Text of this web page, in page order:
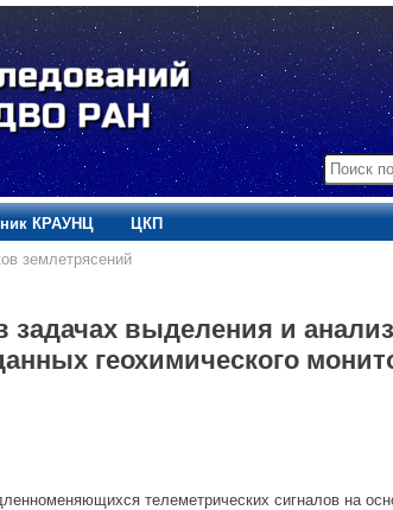
КРАУНЦ
ЦКП
землетрясений
выделения и
геохимического
телеметрических сигналов на